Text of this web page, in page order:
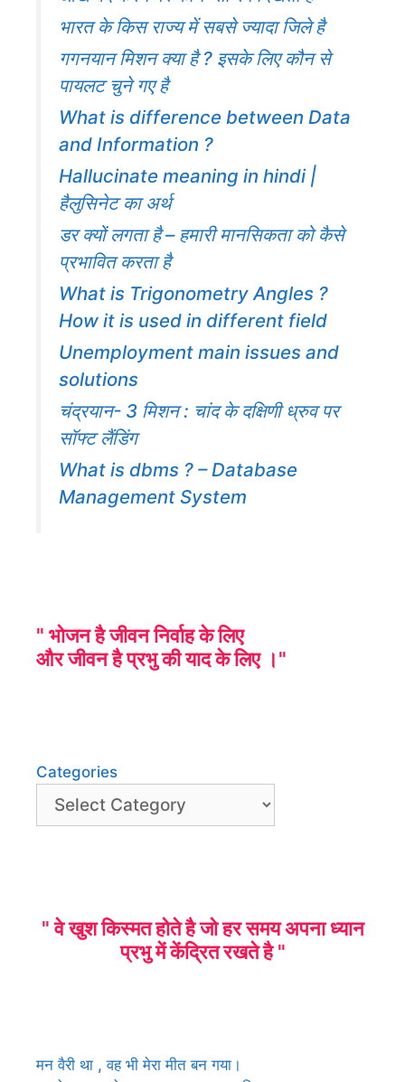
भारत के किस राज्य में सबसे ज्यादा जिले है
गगनयान मिशन क्या है ? इसके लिए कौन से
पायलट चुने गए है
What is difference between Data
and Information ?
Hallucinate meaning in hindi |
हैलुसिनेट का अर्थ
डर क्यों लगता है – हमारी मानसिकता को कैसे
प्रभावित करता है
What is Trigonometry Angles ?
How it is used in different field
Unemployment main issues and
solutions
चंद्रयान- 3 मिशन : चांद के दक्षिणी ध्रुव पर
सॉफ्ट लैंडिंग
What is dbms ? – Database
Management System
" भोजन है जीवन निर्वाह के लिए
और जीवन है प्रभु की याद के लिए ।"
Categories
" वे खुश किस्मत होते है जो हर समय अपना ध्यान
प्रभु में केंद्रित रखते है "
मन वैरी था , वह भी मेरा मीत बन गया।